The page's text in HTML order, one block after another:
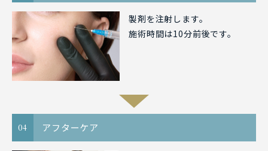
製剤を注射します。
施術時間は10分前後です。
04 アフターケア